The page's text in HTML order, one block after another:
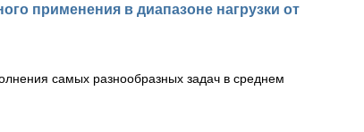
применения в диапазоне нагрузки от
самых разнообразных задач в среднем